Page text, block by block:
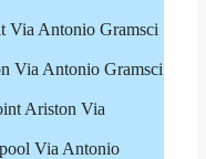
Via Antonio Gramsci
Via Antonio Gramsci
Ariston Via
Via Antonio